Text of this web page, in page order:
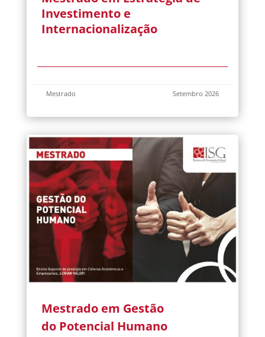
Investimento e
Internacionalização
Mestrado Setembro 2026
Mestrado em Gestão
do Potencial Humano